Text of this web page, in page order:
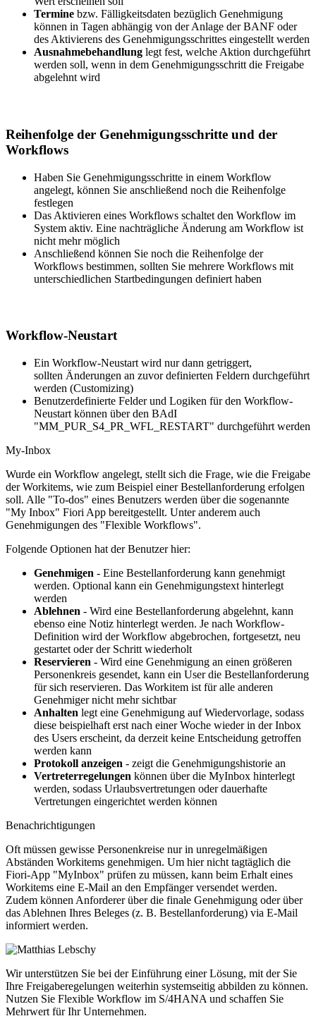
Termine bzw. Fälligkeitsdaten bezüglich Genehmigung
können in Tagen abhängig von der Anlage der BANF oder
des Aktivierens des Genehmigungsschrittes eingestellt werden
Ausnahmebehandlung legt fest, welche Aktion durchgeführt
werden soll, wenn in dem Genehmigungsschritt die Freigabe
abgelehnt wird
Reihenfolge der Genehmigungsschritte und der
Workflows
Haben Sie Genehmigungsschritte in einem Workflow
angelegt, können Sie anschließend noch die Reihenfolge
festlegen
Das Aktivieren eines Workflows schaltet den Workflow im
System aktiv. Eine nachträgliche Änderung am Workflow ist
nicht mehr möglich
Anschließend können Sie noch die Reihenfolge der
Workflows bestimmen, sollten Sie mehrere Workflows mit
unterschiedlichen Startbedingungen definiert haben
Workflow-Neustart
Ein Workflow-Neustart wird nur dann getriggert,
sollten Änderungen an zuvor definierten Feldern durchgeführt
werden (Customizing)
Benutzerdefinierte Felder und Logiken für den Workflow-
Neustart können über den BAdI
"MM_PUR_S4_PR_WFL_RESTART" durchgeführt werden
My-Inbox
Wurde ein Workflow angelegt, stellt sich die Frage, wie die Freigabe
der Workitems, wie zum Beispiel einer Bestellanforderung erfolgen
soll. Alle "To-dos" eines Benutzers werden über die sogenannte
"My Inbox" Fiori App bereitgestellt. Unter anderem auch
Genehmigungen des "Flexible Workflows".
Folgende Optionen hat der Benutzer hier:
Genehmigen - Eine Bestellanforderung kann genehmigt
werden. Optional kann ein Genehmigungstext hinterlegt
werden
Ablehnen - Wird eine Bestellanforderung abgelehnt, kann
ebenso eine Notiz hinterlegt werden. Je nach Workflow-
Definition wird der Workflow abgebrochen, fortgesetzt, neu
gestartet oder der Schritt wiederholt
Reservieren - Wird eine Genehmigung an einen größeren
Personenkreis gesendet, kann ein User die Bestellanforderung
für sich reservieren. Das Workitem ist für alle anderen
Genehmiger nicht mehr sichtbar
Anhalten legt eine Genehmigung auf Wiedervorlage, sodass
diese beispielhaft erst nach einer Woche wieder in der Inbox
des Users erscheint, da derzeit keine Entscheidung getroffen
werden kann
Protokoll anzeigen - zeigt die Genehmigungshistorie an
Vertreterregelungen können über die MyInbox hinterlegt
werden, sodass Urlaubsvertretungen oder dauerhafte
Vertretungen eingerichtet werden können
Benachrichtigungen
Oft müssen gewisse Personenkreise nur in unregelmäßigen
Abständen Workitems genehmigen. Um hier nicht tagtäglich die
Fiori-App "MyInbox" prüfen zu müssen, kann beim Erhalt eines
Workitems eine E-Mail an den Empfänger versendet werden.
Zudem können Anforderer über die finale Genehmigung oder über
das Ablehnen Ihres Beleges (z. B. Bestellanforderung) via E-Mail
informiert werden.
Wir unterstützen Sie bei der Einführung einer Lösung, mit der Sie
Ihre Freigaberegelungen weiterhin systemseitig abbilden zu können.
Nutzen Sie Flexible Workflow im S/4HANA und schaffen Sie
Mehrwert für Ihr Unternehmen.